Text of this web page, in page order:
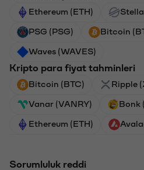
Ethereum (ETH)
PSG (PSG) Bitcoin
Waves (WAVES)
Kripto para fiyat tahminleri
Bitcoin (BTC) Ripple
Vanar (VANRY) Bonk
Ethereum (ETH)
Sorumluluk reddi